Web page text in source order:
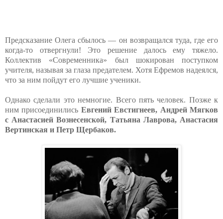
Предсказание Олега сбылось — он возвращался туда, где его
когда-то отвергнули! Это решение далось ему тяжело.
Коллектив «Современника» был шокирован поступком
учителя, называя за глаза предателем. Хотя Ефремов надеялся,
что за ним пойдут его лучшие ученики.
Однако сделали это немногие. Всего пять человек. Позже к
ним присоединились Евгений Евстигнеев, Андрей Мягков
с Анастасией Вознесенской, Татьяна Лаврова, Анастасия
Вертинская и Петр Щербаков.